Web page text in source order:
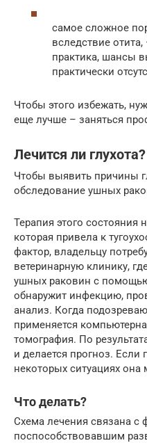
самое сложное
вследствие
практика, шансы
практически
Чтобы этого избежать,
еще лучше – заняться
Лечится ли глухота?
Чтобы выявить причины
обследование ушных
Терапия этого состояния
которая привела к
фактор, владельцу
ветеринарную клинику,
ушных раковин с
обнаружит инфекцию,
анализ. Когда
применяется
томография. По
и делается прогноз. Если
некоторых ситуациях
Что делать?
Схема лечения связана с
поспособствовавшим